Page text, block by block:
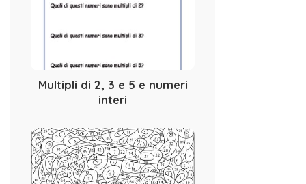
Multipli di 2, 3 e 5 e numeri
interi